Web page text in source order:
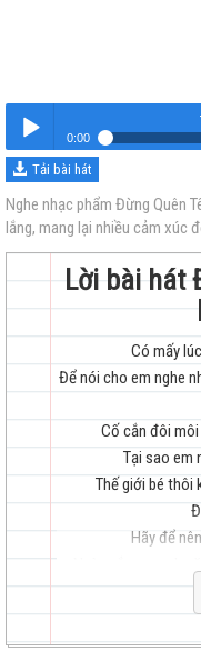
Nghe
0:00
Đừng Quên Tên Anh
Tải bài hát
Nghe nhạc phẩm Đừng Quên
lắng, mang lại nhiều cảm xúc
Lời bài hát
Có mấy
Để nói cho em nghe
Cố cắn đôi
Tại sao em
Thế giới bé thôi
Hãy để
Chỉ một ngày
Ngoài kia bao